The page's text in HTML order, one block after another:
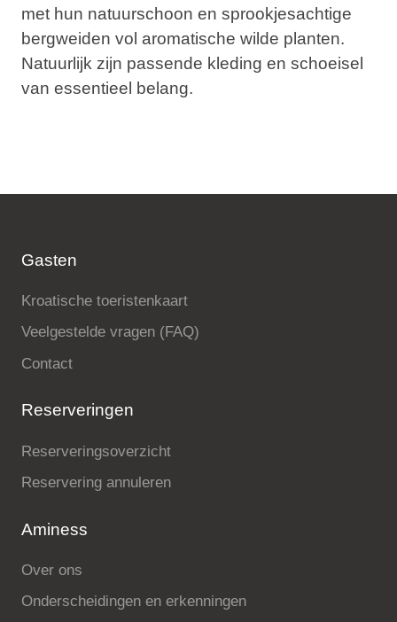
met hun natuurschoon en sprookjesachtige
bergweiden vol aromatische wilde planten.
Natuurlijk zijn passende kleding en schoeisel
van essentieel belang.
Gasten
Kroatische toeristenkaart
Veelgestelde vragen (FAQ)
Contact
Reserveringen
Reserveringsoverzicht
Reservering annuleren
Aminess
Over ons
Onderscheidingen en erkenningen